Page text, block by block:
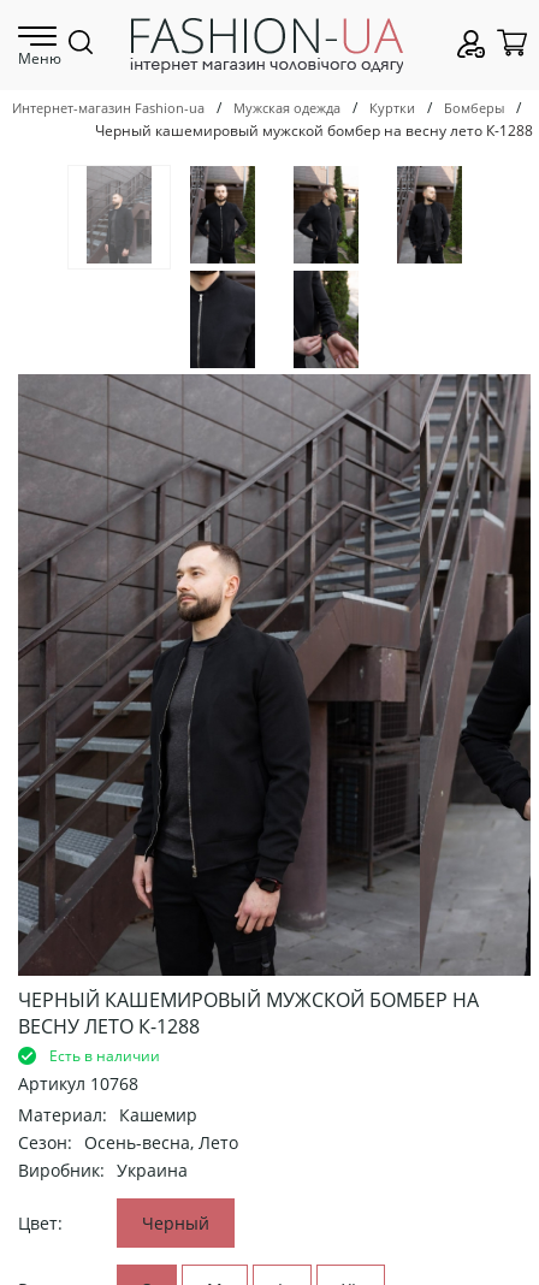
Меню
Интернет-магазин Fashion-ua / Мужская одежда / Куртки / Бомберы
/
Черный кашемировый мужской бомбер на весну лето К-1288
ЧЕРНЫЙ КАШЕМИРОВЫЙ МУЖСКОЙ БОМБЕР НА
ВЕСНУ ЛЕТО К-1288
Есть в наличии
Артикул 10768
Материал:
Кашемир
Сезон: Осень-весна, Лето
Виробник: Украина
Цвет: Черный